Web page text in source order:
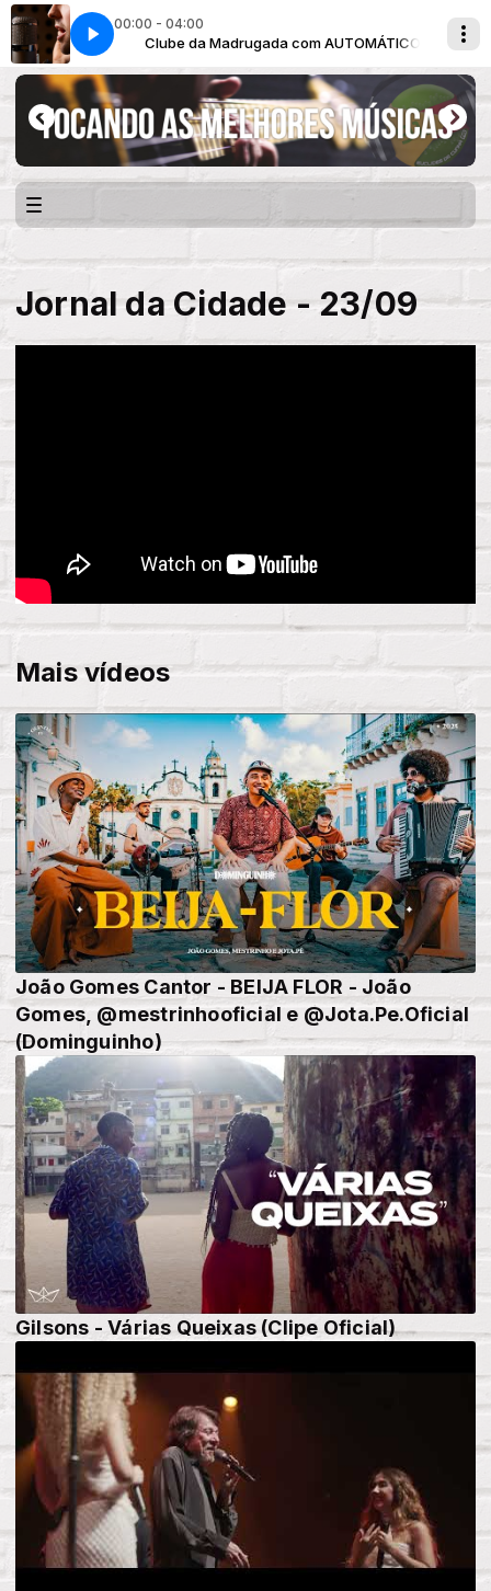
00:00 - 04:00
Clube da Madrugada com AUTOMÁTICO
Jornal da Cidade - 23/09
Mais vídeos
João Gomes Cantor - BEIJA FLOR - João
Gomes, @mestrinhooficial e @Jota.Pe.Oficial
(Dominguinho)
Gilsons - Várias Queixas (Clipe Oficial)